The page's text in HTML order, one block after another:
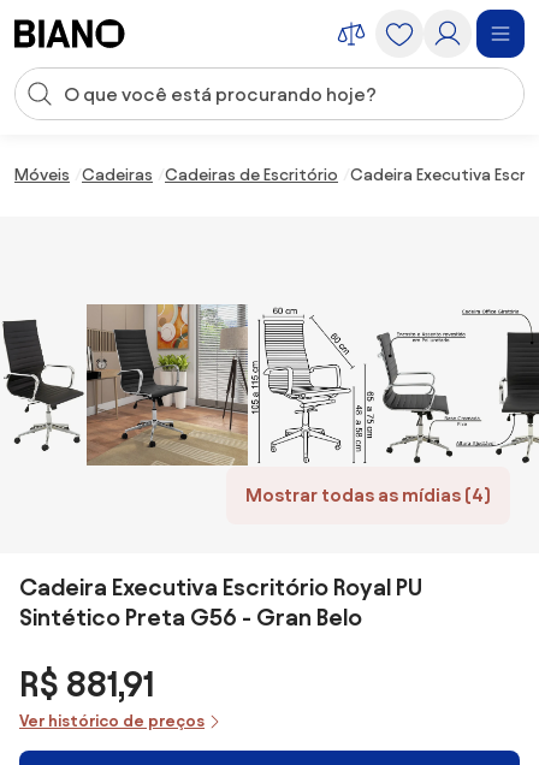
Entrada de pesquisa
Móveis Cadeiras Cadeiras de Escritório Cadeira Executiva
Mostrar todas as mídias (4)
Cadeira Executiva Escritório Royal PU
Sintético Preta G56 - Gran Belo
R$ 881,91
Ver histórico de preços